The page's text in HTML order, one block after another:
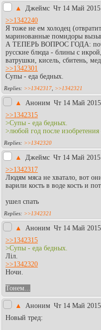
▲
Джеймс Чт 14 Май
>>1342240
Я тоже не ем холодец
маринованные помидоры
А ТЕПЕРЬ ВОПРОС ГОДА:
русские блюда - блины с
ватрушки, кисель, сбитень,
>>1342301
Супы - еда бедных.
>>1342317 >>1342321
▲ Аноним Чт 14 Май
>>1342315
>Супы - еда бедных.
>любой год после изобретения
>>1342320
▲ Джеймс Чт 14 Май
>>1342317
Людям мяса не хватало, вот
варили кость в воде кость и
ушел спать
>>1342321
▲ Аноним Чт 14 Май
>>1342315
>Супы - еда бедных.
Лiл.
>>1342320
Ночи.
Тонем...
▲ Аноним Чт 14 Май
Новый тред: